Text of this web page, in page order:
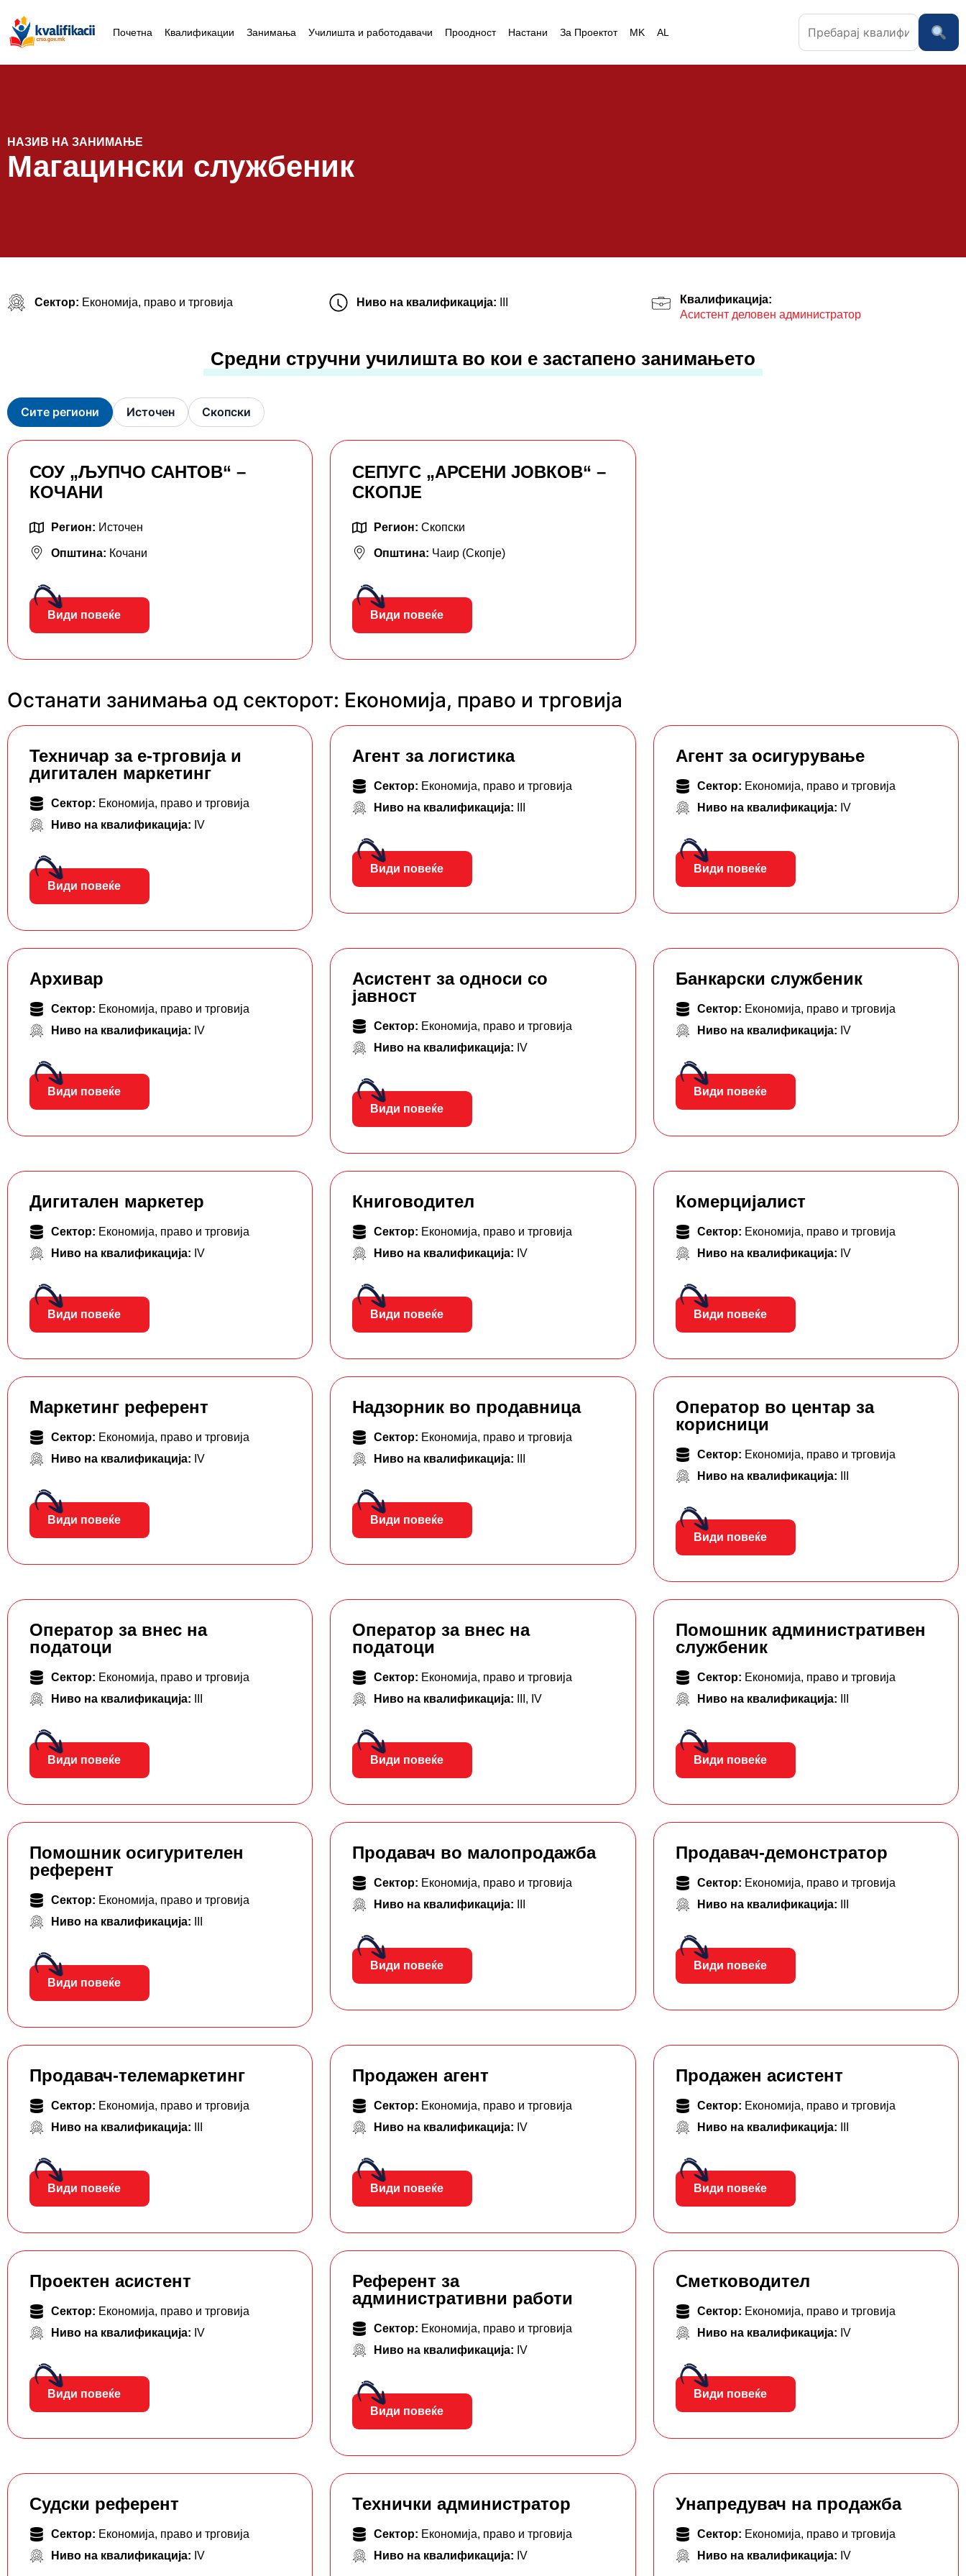
Почетна Квалификации Занимања Училишта и работодавачи Проодност Настани За Проектот MK AL
НАЗИВ НА ЗАНИМАЊЕ
Магацински службеник
Сектор: Економија, право и трговија Ниво на квалификација:
Квалификација:
Асистент деловен администратор
Средни стручни училишта во кои е застапено занимањето
Сите региони Источен Скопски
СОУ „ЉУПЧО САНТОВ“ –
КОЧАНИ
Регион: Источен
Општина: Кочани
Види повеќе
СЕПУГС „АРСЕНИ ЈОВКОВ“ –
СКОПЈЕ
Регион:Скопски
Општина: Чаир (Скопје)
Види повеќе
Останати занимања од секторот: Економија, право и трговија
Teхничар за е-трговија и
дигитален маркетинг
Сектор: Економија, право и трговија
Ниво на квалификација: IV
Види повеќе
Агент за логистика
Сектор: Економија, право и трговија
Ниво на квалификација:
Види повеќе
Агент за осигурување
Сектор: Економија, право и трговија
Ниво на квалификација: IV
Види повеќе
Архивар
Сектор: Економија, право и трговија
Ниво на квалификација: IV
Види повеќе
Асистент за односи со
јавност
Сектор: Економија, право и трговија
Ниво на квалификација: IV
Види повеќе
Банкарски службеник
Сектор: Економија, право и трговија
Ниво на квалификација: IV
Види повеќе
Дигитален маркетер
Сектор: Економија, право и трговија
Ниво на квалификација: IV
Види повеќе
Книговодител
Сектор: Економија, право и трговија
Ниво на квалификација: IV
Види повеќе
Комерцијалист
Сектор: Економија, право и трговија
Ниво на квалификација: IV
Види повеќе
Маркетинг референт
Сектор: Економија, право и трговија
Ниво на квалификација: IV
Види повеќе
Надзорник во продавница
Сектор: Економија, право и трговија
Ниво на квалификација:
Види повеќе
Оператор во центар за
корисници
Сектор: Економија, право и трговија
Ниво на квалификација:
Види повеќе
Оператор за внес на
податоци
Сектор: Економија, право и трговија
Ниво на квалификација:
Види повеќе
Оператор за внес на
податоци
Сектор: Економија, право и трговија
Ниво на квалификација:
, IV
Види повеќе
Помошник административен
службеник
Сектор: Економија, право и трговија
Ниво на квалификација:
Види повеќе
Помошник осигурителен
референт
Сектор: Економија, право и трговија
Ниво на квалификација:
Види повеќе
Продавач во малопродажба
Сектор: Економија, право и трговија
Ниво на квалификација:
Види повеќе
Продавач-демонстратор
Сектор: Економија, право и трговија
Ниво на квалификација:
Види повеќе
Продавач-телемаркетинг
Сектор: Економија, право и трговија
Ниво на квалификација:
Види повеќе
Продажен агент
Сектор: Економија, право и трговија
Ниво на квалификација: IV
Види повеќе
Продажен асистент
Сектор: Економија, право и трговија
Ниво на квалификација:
Види повеќе
Проектен асистент
Сектор: Економија, право и трговија
Ниво на квалификација: IV
Види повеќе
Референт за
административни работи
Сектор: Економија, право и трговија
Ниво на квалификација: IV
Види повеќе
Сметководител
Сектор: Економија, право и трговија
Ниво на квалификација: IV
Види повеќе
Судски референт
Сектор: Економија, право и трговија
Ниво на квалификација: IV
Технички администратор
Сектор: Економија, право и трговија
Ниво на квалификација: IV
Унапредувач на продажба
Сектор: Економија, право и трговија
Ниво на квалификација: IV